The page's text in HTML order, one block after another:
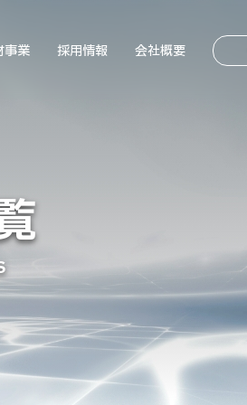
事業 採用情報 会社概要